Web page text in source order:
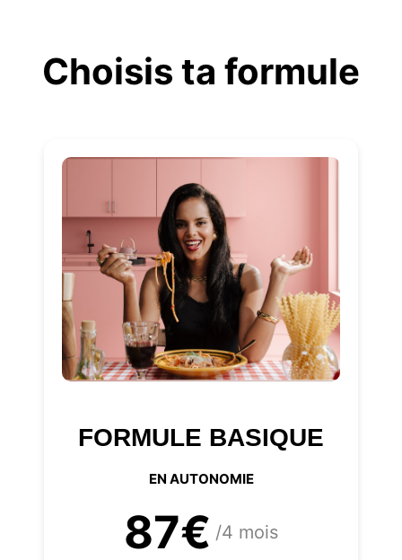
contenuChoisis ta formule
FORMULE BASIQUE
EN AUTONOMIE
87€ /4 mois